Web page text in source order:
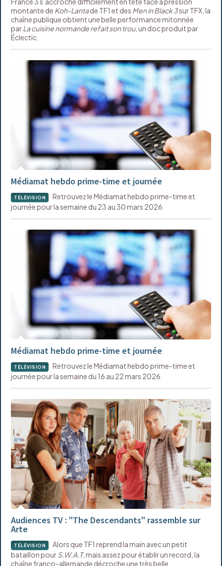
montante de Koh-Lantade TF1 et des Men in Black 3sur TFX, la
chaîne publique obtient une belle performance mitonnée
parLa cuisine normande refait son trou, un doc produit par
Éclectic.
Médiamat hebdo prime-time et journée
TÉLÉVISION
Retrouvez le Médiamat hebdo prime-time et
journée pour la semaine du 23 au 30 mars 2026
Médiamat hebdo prime-time et journée
TÉLÉVISION
Retrouvez le Médiamat hebdo prime-time et
journée pour la semaine du 16 au 22 mars 2026
Audiences TV : "The Descendants" rassemble sur
Arte
TÉLÉVISION
Alors que TF1 reprend la main avec un petit
bataillon pourS.W.A.T, mais assez pour établir un record, la
chaîne franco-allemande décroche une très belle